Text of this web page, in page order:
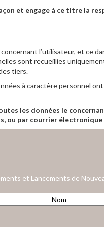
et engage à ce titre la
l’utilisateur, et ce
sont recueillies
tiers.
à caractère personnel ont
les données le
ou par courrier électronique
et Lancements de